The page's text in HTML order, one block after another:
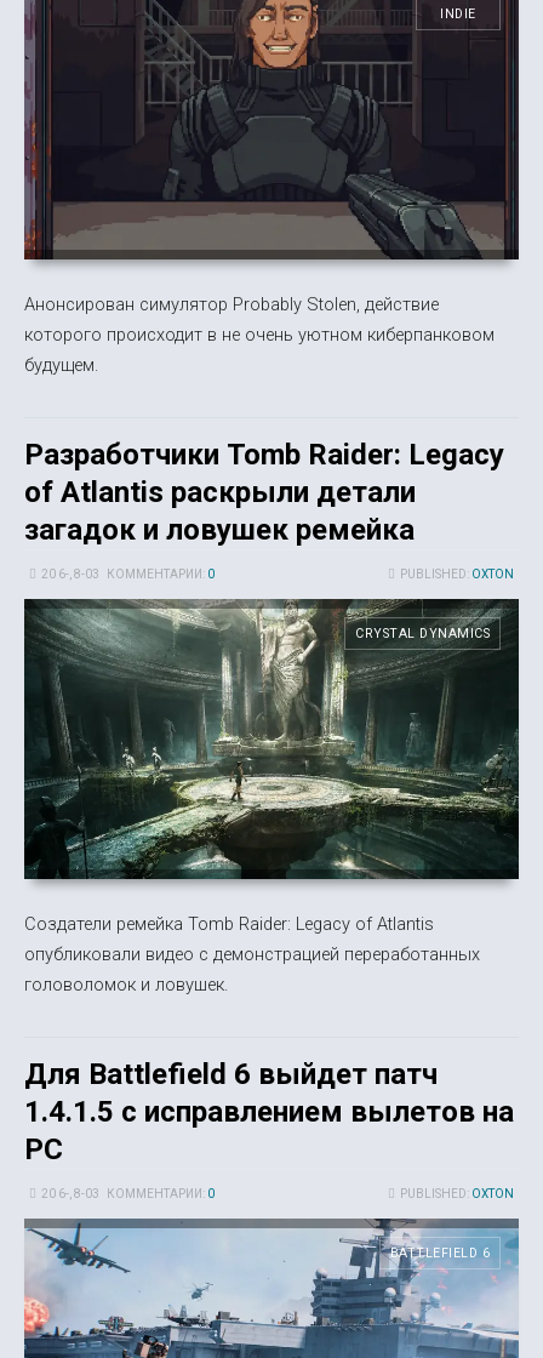
INDIE
Анонсирован симулятор Probably Stolen, действие
которого происходит в не очень уютном киберпанковом
будущем.
Разработчики Tomb Raider: Legacy
of Atlantis раскрыли детали
загадок и ловушек ремейка
PUBLISHED: OXTON
20 6-, 8-03 КОММЕНТАРИИ: 0
CRYSTAL DYNAMICS
Создатели ремейка Tomb Raider: Legacy of Atlantis
опубликовали видео с демонстрацией переработанных
головоломок и ловушек.
Для Battlefield 6 выйдет патч
1.4.1.5 с исправлением вылетов на
PC
PUBLISHED: OXTON
20 6-, 8-03 КОММЕНТАРИИ: 0
BATTLEFIELD 6